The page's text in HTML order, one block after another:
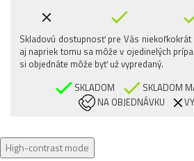
Skladovú dostupnosť pre Vás niekoľkokrát
aj napriek tomu sa môže v ojedinelých
si objednáte môže byť už vypredaný.
SKLADOM
SKLADOM
NA OBJEDNÁVKU
High-contrast mode